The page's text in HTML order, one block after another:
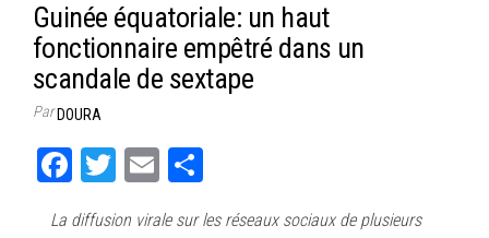
Guinée équatoriale: un haut
fonctionnaire empêtré dans un
scandale de sextape
ParDOURA
Fa
T
E
La diffusion virale sur les réseaux sociaux de plusieurs